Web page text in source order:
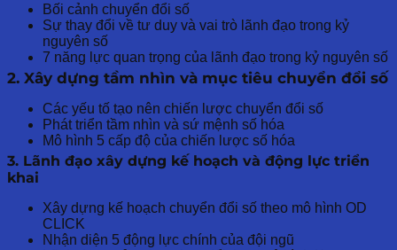
Bối cảnh chuyển đổi số
Sự thay đổi về tư duy và vai trò lãnh đạo trong kỷ
nguyên số
7 năng lực quan trọng của lãnh đạo trong kỷ nguyên số
2. Xây dựng tầm nhìn và mục tiêu chuyển đổi số
Các yếu tố tạo nên chiến lược chuyển đổi số
Phát triển tầm nhìn và sứ mệnh số hóa
Mô hình 5 cấp độ của chiến lược số hóa
3. Lãnh đạo xây dựng kế hoạch và động lực triển
khai
Xây dựng kế hoạch chuyển đổi số theo mô hình OD
CLICK
Nhận diện 5 động lực chính của đội ngũ